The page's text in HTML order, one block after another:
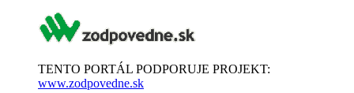
TENTO PORTÁL PODPORUJE PROJEKT:
www.zodpovedne.sk